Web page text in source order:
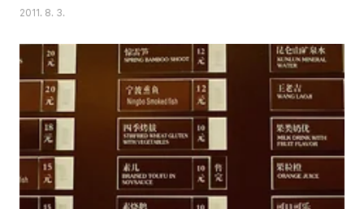
니다. 청나라 도광(道光 )28 년에 지었고 지금까지 150 년이 넘게 성업중이며
魚), 규화동계 (叫花童鷄), 동파육 (東坡肉) 등 요리가 국내외에서도 아주 유
명합니다. 항주에서 규모가 가장 크고 큰 연회홀은(大廳) 5 개나 있고 각 종류
의 룸은는 40 여개나 되는데 식사 좌석이 1500 여개나 된다고 합니다 로우와
이로우의 모습입니다. 정말 중국영화에서 보던 엄청난 규모의 객잔의 느낌이
물씬 풍깁니다. 정문을 들어서자 커..
2011. 8. 3.